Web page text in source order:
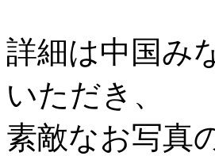
詳細は中国み
いただき、
素敵なお写真